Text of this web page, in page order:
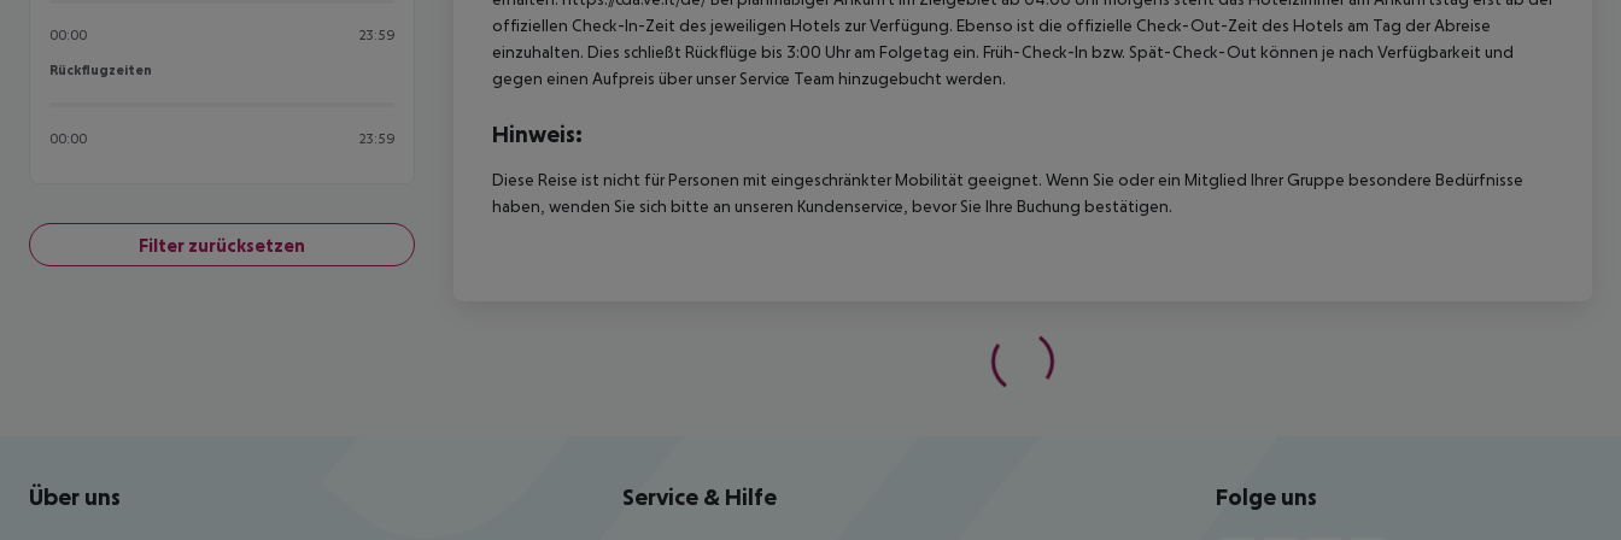
00:00 23:59
Rückflugzeiten
Rückflugzeiten
00:00 23:59
Filter zurücksetzen
offiziellen Check-In-Zeit des jeweiligen Hotels zur Verfügung. Ebenso ist die offizielle Check-Out-Zeit des Hotels am Tag der Abreise
einzuhalten. Dies schließt Rückflüge bis 3:00 Uhr am Folgetag ein. Früh-Check-In bzw. Spät-Check-Out können je nach Verfügbarkeit und
gegen einen Aufpreis über unser Service Team hinzugebucht werden.
Hinweis:
Diese Reise ist nicht für Personen mit eingeschränkter Mobilität geeignet. Wenn Sie oder ein Mitglied Ihrer Gruppe besondere Bedürfnisse
haben, wenden Sie sich bitte an unseren Kundenservice, bevor Sie Ihre Buchung bestätigen.
Footer navigation
Über uns Service & Hilfe Folge uns